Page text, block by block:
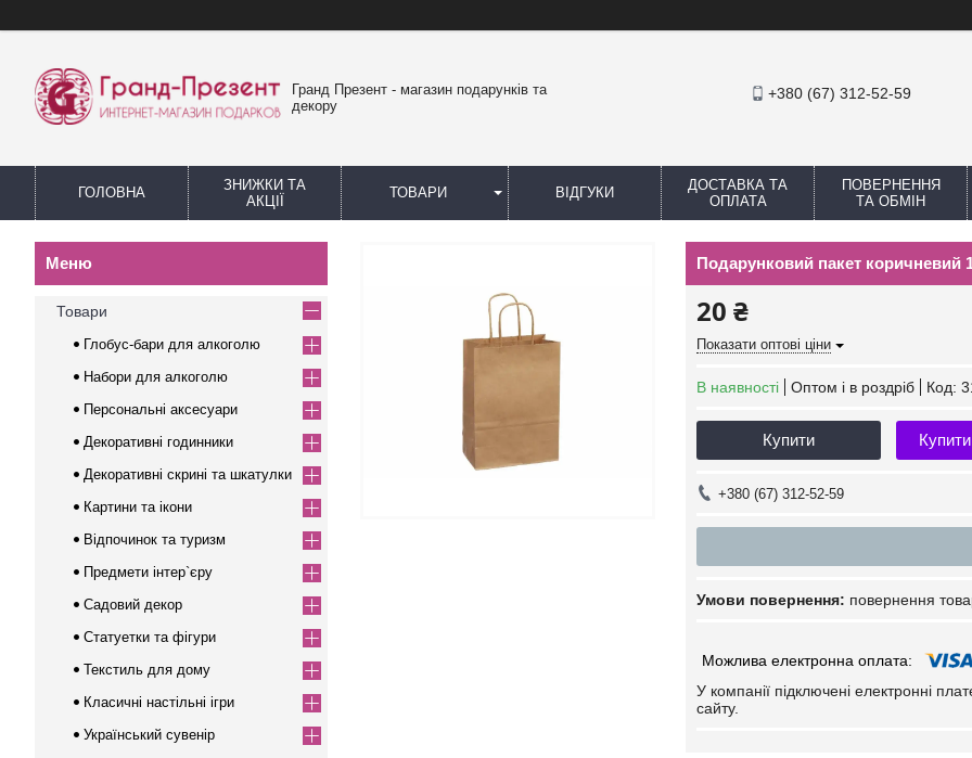
Гранд Презент - магазин подарунків та
декору
+380 (67) 312-52-59
ГОЛОВНА
ЗНИЖКИ ТА
АКЦІЇ
ТОВАРИ ВІДГУКИ
ДОСТАВКА ТА
ОПЛАТА
ПОВЕРНЕННЯ
ТА ОБМІН
Подарунковий пакет коричневий
20 ₴
Показати оптові ціни
В наявності Оптом і в роздріб Код:
Купити
+380 (67) 312-52-59
повернення
У компанії підключені електронні
сайту.
Товари
Глобус-бари для алкоголю
Набори для алкоголю
Персональні аксесуари
Декоративні годинники
Декоративні скрині та шкатулки
Картини та ікони
Відпочинок та туризм
Предмети інтер`єру
Садовий декор
Статуетки та фігури
Текстиль для дому
Класичні настільні ігри
Український сувенір